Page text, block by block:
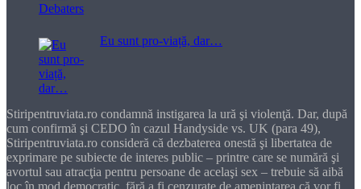
Eu sunt pro-viață, dar…
Stiripentruviata.ro condamnă instigarea la ură şi violenţă. Dar, după
cum confirmă şi CEDO în cazul Handyside vs. UK (para 49),
Stiripentruviata.ro consideră că dezbaterea onestă şi libertatea de
exprimare pe subiecte de interes public – printre care se numără şi
avortul sau atracţia pentru persoane de acelaşi sex – trebuie să aibă
loc în mod democratic, fără a fi cenzurate de ameninţarea că vor fi